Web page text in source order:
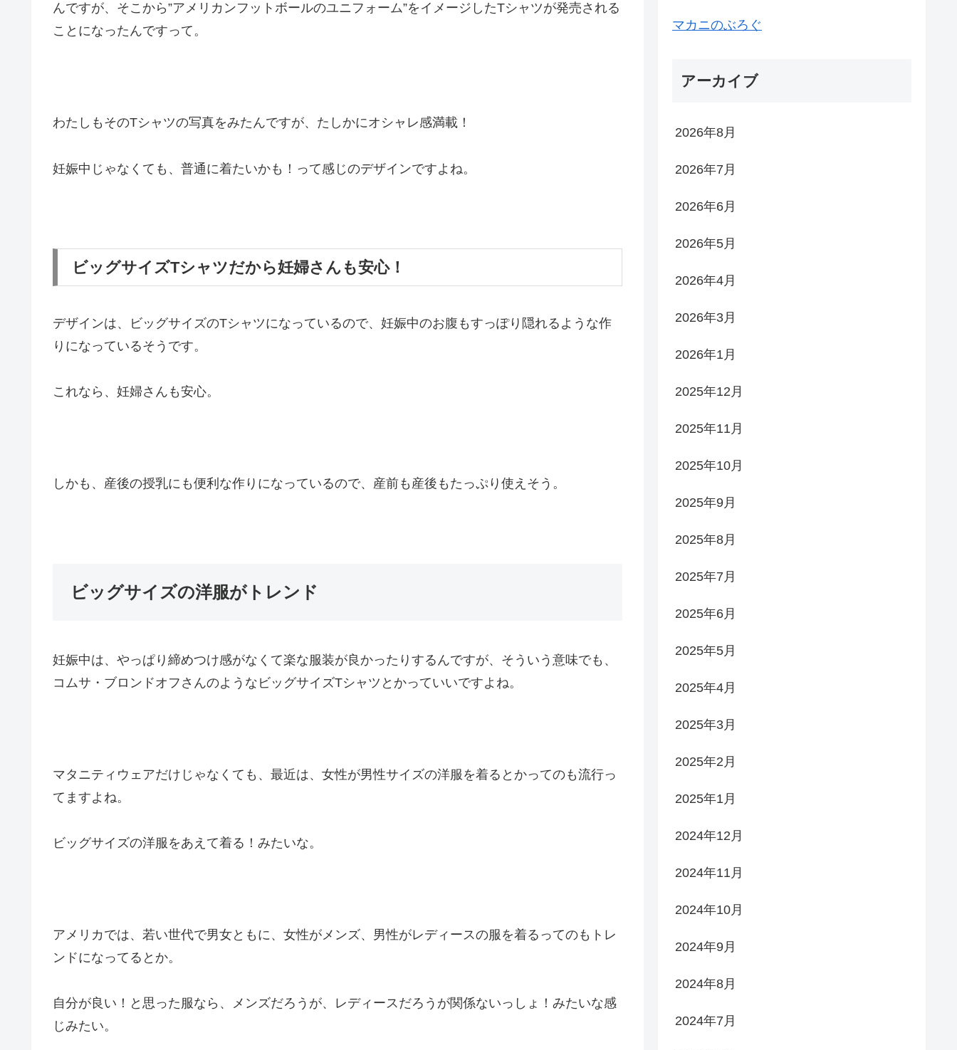
んですが、そこから”アメリカンフットボールのユニフォーム”をイメージしたTシャツが発売される
ことになったんですって。
わたしもそのTシャツの写真をみたんですが、たしかにオシャレ感満載！
妊娠中じゃなくても、普通に着たいかも！って感じのデザインですよね。
ビッグサイズTシャツだから妊婦さんも安心！
デザインは、ビッグサイズのTシャツになっているので、妊娠中のお腹もすっぽり隠れるような作
りになっているそうです。
これなら、妊婦さんも安心。
しかも、産後の授乳にも便利な作りになっているので、産前も産後もたっぷり使えそう。
ビッグサイズの洋服がトレンド
妊娠中は、やっぱり締めつけ感がなくて楽な服装が良かったりするんですが、そういう意味でも、
コムサ・ブロンドオフさんのようなビッグサイズTシャツとかっていいですよね。
マタニティウェアだけじゃなくても、最近は、女性が男性サイズの洋服を着るとかってのも流行っ
てますよね。
ビッグサイズの洋服をあえて着る！みたいな。
アメリカでは、若い世代で男女ともに、女性がメンズ、男性がレディースの服を着るってのもトレ
ンドになってるとか。
自分が良い！と思った服なら、メンズだろうが、レディースだろうが関係ないっしょ！みたいな感
じみたい。
マカニのぶろぐ
アーカイブ
2026年8月
2026年7月
2026年6月
2026年5月
2026年4月
2026年3月
2026年1月
2025年12月
2025年11月
2025年10月
2025年9月
2025年8月
2025年7月
2025年6月
2025年5月
2025年4月
2025年3月
2025年2月
2025年1月
2024年12月
2024年11月
2024年10月
2024年9月
2024年8月
2024年7月